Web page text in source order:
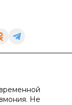
Не